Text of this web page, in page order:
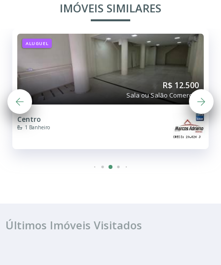
IMÓVEIS SIMILARES
ALUGUEL
R$ 12.500
Sala ou Salão Comercial
Centro
1 Banheiro
Últimos Imóveis Visitados